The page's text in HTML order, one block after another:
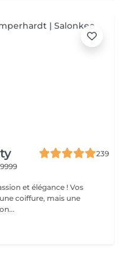
239
coiffure, mais une